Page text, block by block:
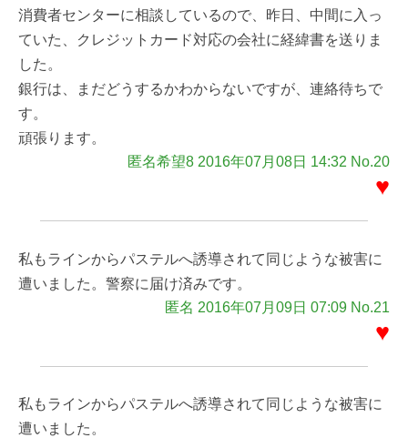
消費者センターに相談しているので、昨日、中間に入っ
ていた、クレジットカード対応の会社に経緯書を送りま
した。
銀行は、まだどうするかわからないですが、連絡待ちで
す。
頑張ります。
匿名希望8 2016年07月08日 14:32 No.20
♥
私もラインからパステルへ誘導されて同じような被害に
遭いました。警察に届け済みです。
匿名 2016年07月09日 07:09 No.21
♥
私もラインからパステルへ誘導されて同じような被害に
遭いました。